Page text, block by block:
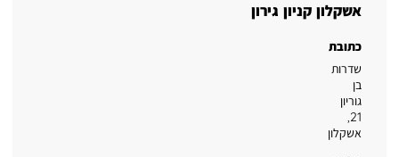
אשקלון קניון גירון
כתובת
שדרות
בן
גוריון
21
,
אשקלון